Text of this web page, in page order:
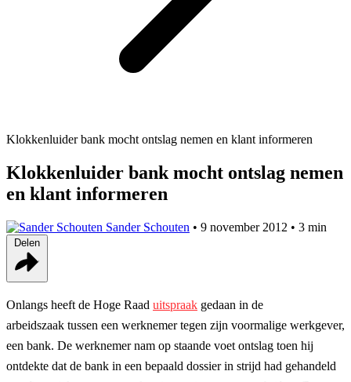
Klokkenluider bank mocht ontslag nemen en klant informeren
Klokkenluider bank mocht ontslag nemen
en klant informeren
Sander Schouten • 9 november 2012 • 3 min
Onlangs heeft de Hoge Raad uitspraak gedaan in de
arbeidszaak tussen een werknemer tegen zijn voormalige werkgever,
een bank. De werknemer nam op staande voet ontslag toen hij
ontdekte dat de bank in een bepaald dossier in strijd had gehandeld